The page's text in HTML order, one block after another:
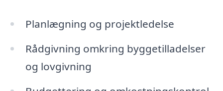
Planlægning og projektledelse
Rådgivning omkring byggetilladelser
og lovgivning